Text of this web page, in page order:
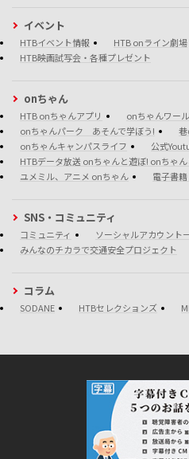
イベント
HTBイベント情報
HTB onライン劇場
HTB映画試写会・各種プレゼント
onちゃん
HTB onちゃんアプリ onちゃんワー
onちゃんパーク あそんで学ぼう!
onちゃんキャンパスライフ
公式
HTBデータ放送 onちゃんと遊ぼ! onちゃ
ユメミル、アニメ onちゃん
電子書
SNS・コミュニティ
コミュニティ ソーシャルアカウント
みんなのチカラで交通安全プロジェクト
コラム
SODANE HTBセレクションズ